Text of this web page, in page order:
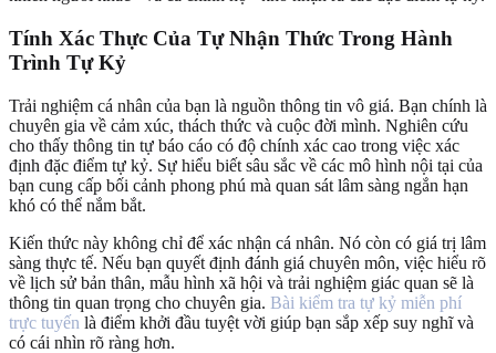
Tính Xác Thực Của Tự Nhận Thức Trong Hành
Trình Tự Kỷ
Trải nghiệm cá nhân của bạn là nguồn thông tin vô giá. Bạn chính là
chuyên gia về cảm xúc, thách thức và cuộc đời mình. Nghiên cứu
cho thấy thông tin tự báo cáo có độ chính xác cao trong việc xác
định đặc điểm tự kỷ. Sự hiểu biết sâu sắc về các mô hình nội tại của
bạn cung cấp bối cảnh phong phú mà quan sát lâm sàng ngắn hạn
khó có thể nắm bắt.
Kiến thức này không chỉ để xác nhận cá nhân. Nó còn có giá trị lâm
sàng thực tế. Nếu bạn quyết định đánh giá chuyên môn, việc hiểu rõ
về lịch sử bản thân, mẫu hình xã hội và trải nghiệm giác quan sẽ là
thông tin quan trọng cho chuyên gia. Bài kiểm tra tự kỷ miễn phí
trực tuyến là điểm khởi đầu tuyệt vời giúp bạn sắp xếp suy nghĩ và
có cái nhìn rõ ràng hơn.